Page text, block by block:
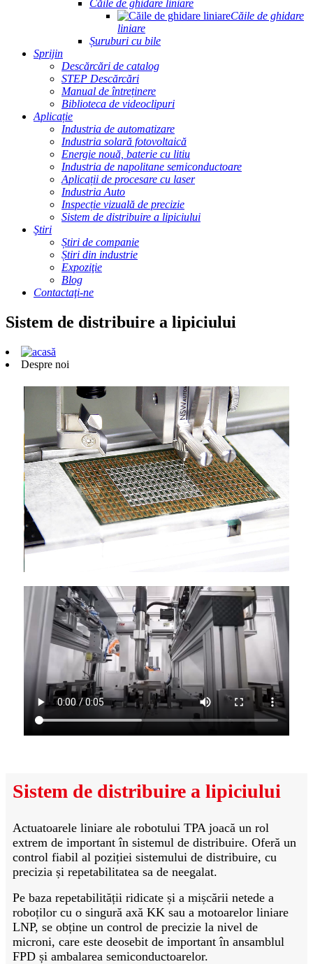
Căile de ghidare liniare
Căile de ghidare
liniare
Șuruburi cu bile
Sprijin
Descărcări de catalog
STEP Descărcări
Manual de întreținere
Biblioteca de videoclipuri
Aplicație
Industria de automatizare
Industria solară fotovoltaică
Energie nouă, baterie cu litiu
Industria de napolitane semiconductoare
Aplicații de procesare cu laser
Industria Auto
Inspecție vizuală de precizie
Sistem de distribuire a lipiciului
Ştiri
Știri de companie
Știri din industrie
Expoziţie
Blog
Contactaţi-ne
Sistem de distribuire a lipiciului
Despre noi
Sistem de distribuire a lipiciului
Actuatoarele liniare ale robotului TPA joacă un rol
extrem de important în sistemul de distribuire. Oferă un
control fiabil al poziției sistemului de distribuire, cu
precizia și repetabilitatea sa de neegalat.
Pe baza repetabilității ridicate și a mișcării netede a
roboților cu o singură axă KK sau a motoarelor liniare
LNP, se obține un control de precizie la nivel de
microni, care este deosebit de important în ansamblul
FPD și ambalarea semiconductoarelor.